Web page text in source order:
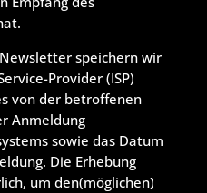
speichern wir
Provider (ISP)
von der betroffenen
Anmeldung
sowie das Datum
Die Erhebung
um den(möglichen)